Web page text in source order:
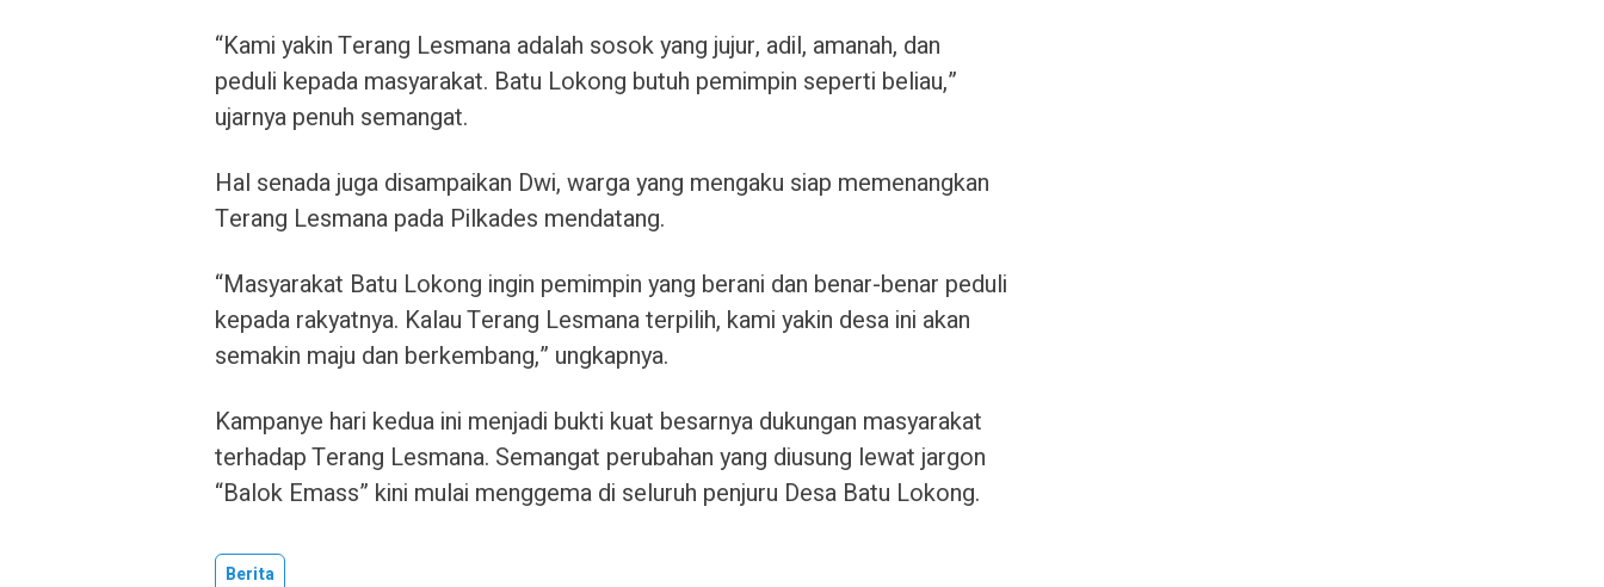
“Kami yakin Terang Lesmana adalah sosok yang jujur, adil, amanah, dan
peduli kepada masyarakat. Batu Lokong butuh pemimpin seperti beliau,”
ujarnya penuh semangat.
Hal senada juga disampaikan Dwi, warga yang mengaku siap memenangkan
Terang Lesmana pada Pilkades mendatang.
“Masyarakat Batu Lokong ingin pemimpin yang berani dan benar-benar peduli
kepada rakyatnya. Kalau Terang Lesmana terpilih, kami yakin desa ini akan
semakin maju dan berkembang,” ungkapnya.
Kampanye hari kedua ini menjadi bukti kuat besarnya dukungan masyarakat
terhadap Terang Lesmana. Semangat perubahan yang diusung lewat jargon
“Balok Emass” kini mulai menggema di seluruh penjuru Desa Batu Lokong.
Berita